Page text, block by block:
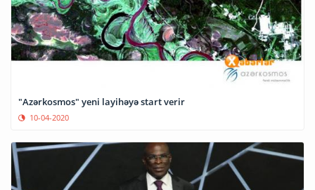
"Azərkosmos" yeni layihəyə start verir
10-04-2020